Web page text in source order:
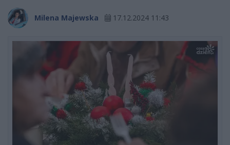
Milena Majewska 17.12.2024 11:43